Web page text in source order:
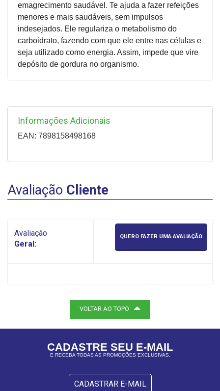
emagrecimento saudável. Te ajuda a fazer refeições
menores e mais saudáveis, sem impulsos
indesejados. Ele regulariza o metabolismo do
carboidrato, fazendo com que ele entre nas células e
seja utilizado como energia. Assim, impede que vire
depósito de gordura no organismo.
Informações Adicionais
EAN: 7898158498168
Avaliação Cliente
Avaliação
Geral:
QUERO FAZER UMA AVALIAÇÃO
VOLTAR AO TOPO
CADASTRE SEU E-MAIL
E RECEBA TODAS AS PROMOÇÕES EXCLUSIVAS.
CADASTRAR E-MAIL